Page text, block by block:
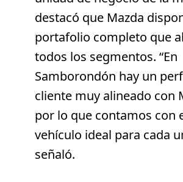
destacó que Mazda
portafolio completo que
todos los segmentos. “En
Samborondón hay un
cliente muy alineado con
por lo que contamos con
vehículo ideal para cada
señaló.